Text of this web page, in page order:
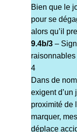
Bien que le
pour se
alors qu’il
9.4b/3–
4
Dans de
exigent d’un
proximité de
marquer,
déplace